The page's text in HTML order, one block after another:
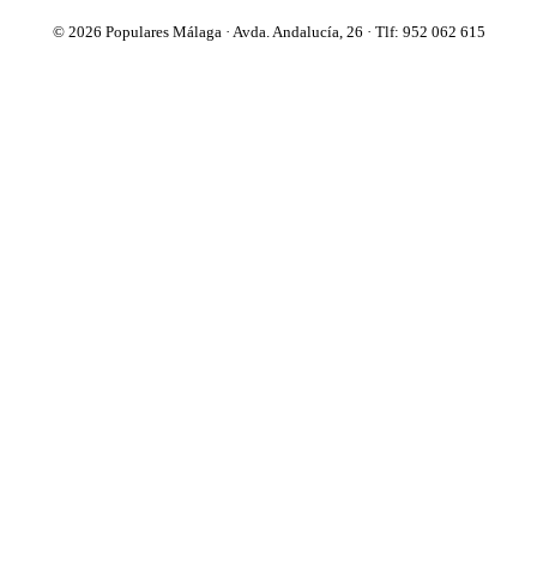
© 2026 Populares Málaga · Avda. Andalucía, 26 · Tlf: 952 062 615